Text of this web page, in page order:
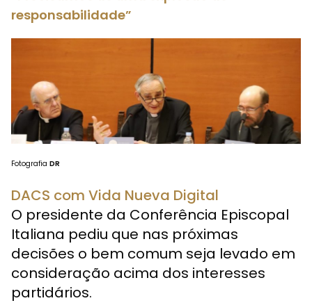
responsabilidade”
Fotografia DR
DACS com Vida Nueva Digital
O presidente da Conferência Episcopal
Italiana pediu que nas próximas
decisões o bem comum seja levado em
consideração acima dos interesses
partidários.